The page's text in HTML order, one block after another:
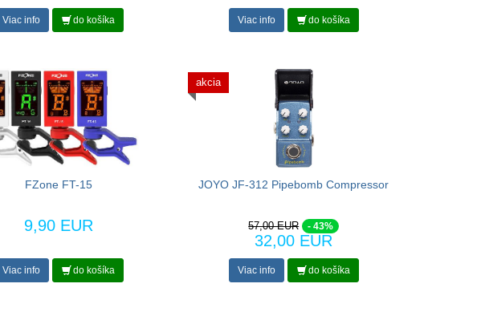
Viac info do košíka Viac info do košíka
FZone FT-15
9,90 EUR
Viac info do košíka
akcia
JOYO JF-312 Pipebomb Compressor
57,00 EUR - 43%
32,00 EUR
Viac info do košíka